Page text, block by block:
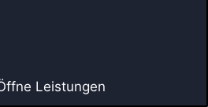
Leistungen